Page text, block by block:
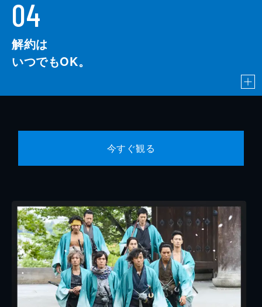
04
解約は
いつでもOK。
今すぐ観る